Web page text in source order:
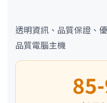
透明資訊、品質保證、
品質電腦主機